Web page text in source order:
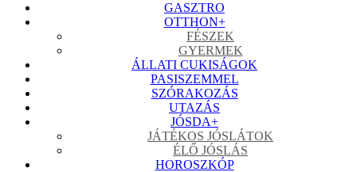
GASZTRO
OTTHON+
FÉSZEK
GYERMEK
ÁLLATI CUKISÁGOK
PASISZEMMEL
SZÓRAKOZÁS
UTAZÁS
JÓSDA+
JÁTÉKOS JÓSLÁTOK
ÉLŐ JÓSLÁS
HOROSZKÓP